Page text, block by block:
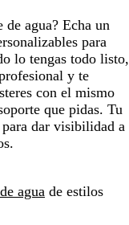
agua? Echa un
para
lo tengas todo listo,
y te
con el mismo
que pidas. Tu
dar visibilidad a
agua de estilos